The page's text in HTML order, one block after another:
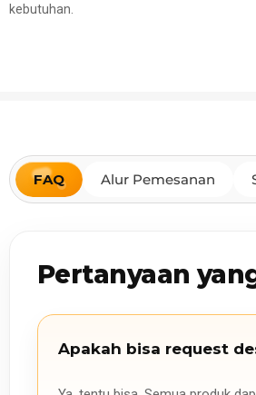
kebutuhan.
FAQ Alur Pemesanan
Pertanyaan
Apakah bisa request